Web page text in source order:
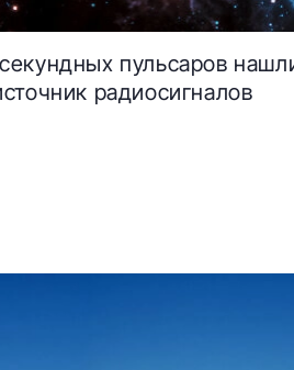
пульсаров
радиосигналов